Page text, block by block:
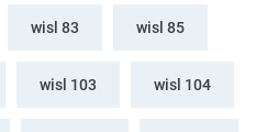
wisl 83 wisl 85
wisl 103 wisl 104